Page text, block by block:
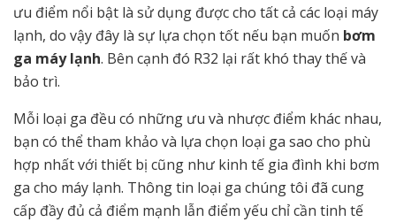
ưu điểm nổi bật là sử dụng được cho tất cả các loại máy
lạnh, do vậy đây là sự lựa chọn tốt nếu bạn muốn bơm
ga máy lạnh. Bên cạnh đó R32 lại rất khó thay thế và
bảo trì.
Mỗi loại ga đều có những ưu và nhược điểm khác nhau,
bạn có thể tham khảo và lựa chọn loại ga sao cho phù
hợp nhất với thiết bị cũng như kinh tế gia đình khi bơm
ga cho máy lạnh. Thông tin loại ga chúng tôi đã cung
cấp đầy đủ cả điểm mạnh lẫn điểm yếu chỉ cần tinh tế